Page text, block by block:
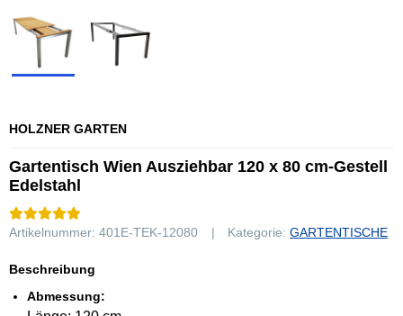
HOLZNER GARTEN
Gartentisch Wien Ausziehbar 120 x 80 cm-Gestell
Edelstahl
Artikelnummer: 401E-TEK-12080 Kategorie: GARTENTISCHE
Beschreibung
Abmessung: